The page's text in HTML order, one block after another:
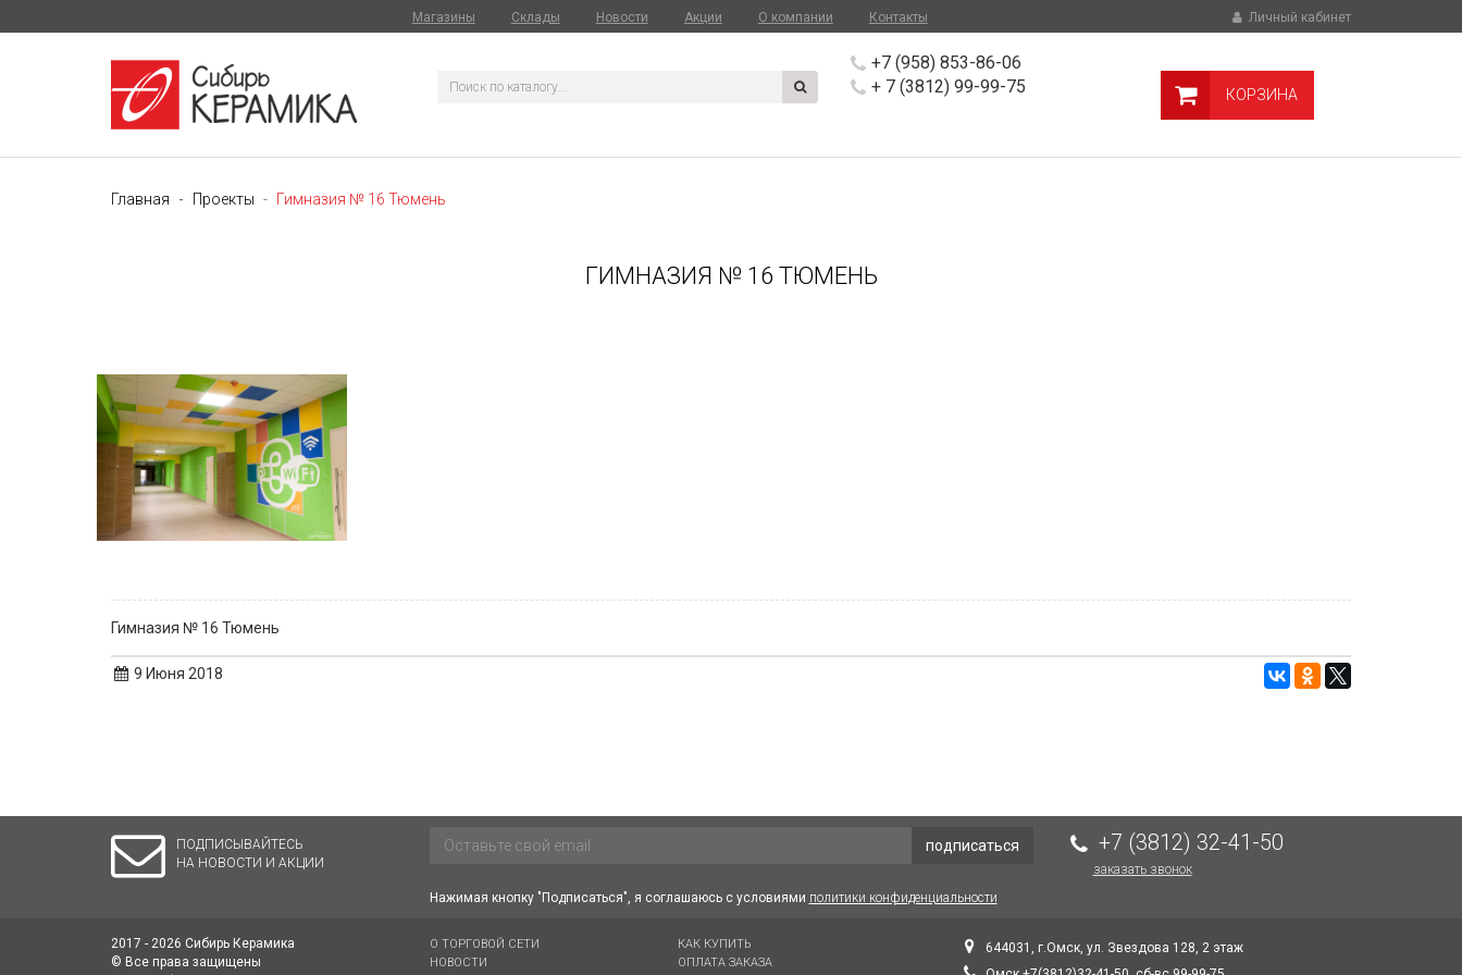
Магазины Склады Новости Акции О компании Контакты Личный кабинет
+7 (958) 853-86-06
+ 7 (3812) 99-99-75
КОРЗИНА
Главная Проекты Гимназия № 16 Тюмень
ГИМНАЗИЯ № 16 ТЮМЕНЬ
Гимназия № 16 Тюмень
9 Июня 2018
ПОДПИСЫВАЙТЕСЬ
НА НОВОСТИ И АКЦИИ
подписаться
Нажимая кнопку "Подписаться", я соглашаюсь с условиями политики конфиденциальности
+7 (3812) 32-41-50
заказать звонок
2017 - 2026 Сибирь Керамика
© Все права защищены
О ТОРГОВОЙ СЕТИ
НОВОСТИ
КАК КУПИТЬ
ОПЛАТА ЗАКАЗА
644031, г.Омск, ул. Звездова 128, 2 этаж